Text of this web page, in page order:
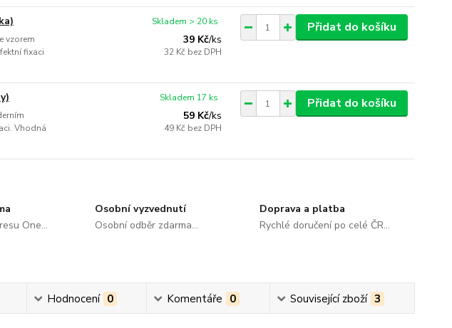
vzorem
fixaci
39 Kč/ks
32 Kč bez DPH
Skladem > 20 ks Přidat do košíku
Vhodná
59 Kč/ks
49 Kč bez DPH
Skladem 17 ks Přidat do košíku
One...
Osobní vyzvednutí
Osobní odběr zdarma...
Doprava a platba
Rychlé doručení po celé ČR...
Hodnocení 0 Komentáře 0 Související zboží 3